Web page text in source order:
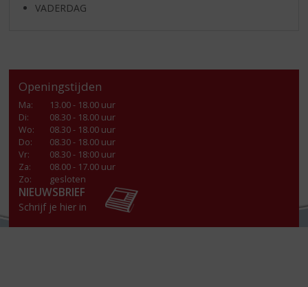
VADERDAG
Openingstijden
Ma:
13.00 - 18.00 uur
Di:
08.30 - 18.00 uur
Wo:
08.30 - 18.00 uur
Do:
08.30 - 18.00 uur
Vr:
08.30 - 18:00 uur
Za:
08.00 - 17.00 uur
Zo:
gesloten
NIEUWSBRIEF
Schrijf je hier in